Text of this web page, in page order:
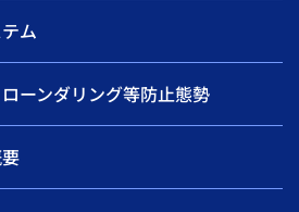
ム
ーンダリング等防止態勢